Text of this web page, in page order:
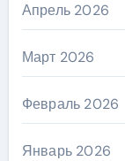
Апрель 2026
Март 2026
Февраль 2026
Январь 2026